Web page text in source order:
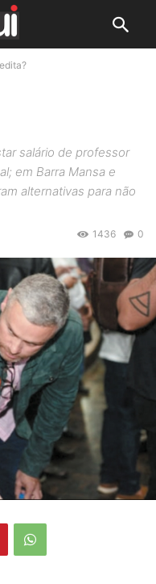
salário de professor
em Barra Mansa e
alternativas para não
0
1436